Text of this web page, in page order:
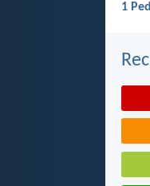
1